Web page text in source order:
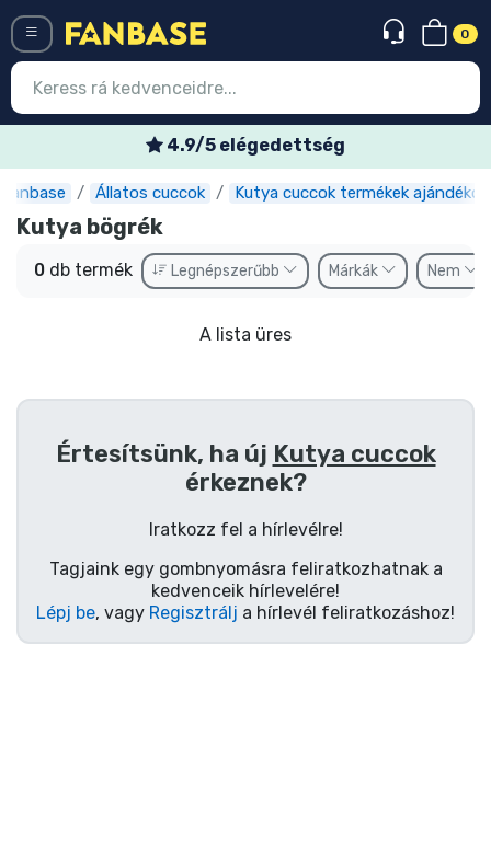
0
4.9/5 elégedettség
Fanbase Állatos cuccok Kutya cuccok termékek ajándékok
Kutya bögrék
0 db termék Legnépszerűbb Márkák Nem
A lista üres
Értesítsünk, ha új Kutya cuccok
érkeznek?
Iratkozz fel a hírlevélre!
Tagjaink egy gombnyomásra feliratkozhatnak a
kedvenceik hírlevelére!
Lépj be, vagy Regisztrálj a hírlevél feliratkozáshoz!
Belépés Regisztráció
Legújabb cuccok
Előrendelhető cuccok
Outlet cuccok
Ajándékkártya
Szállítás és fizetés
Sorozatos cuccok